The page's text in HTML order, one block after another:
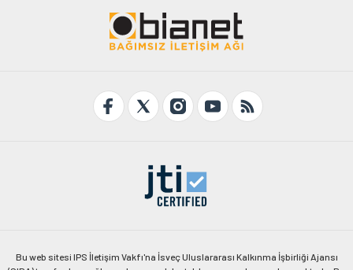
Bu web sitesi IPS İletişim Vakfı'na İsveç Uluslararası Kalkınma İşbirliği Ajansı